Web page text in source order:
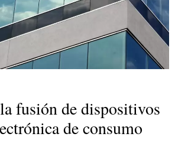
fusión de dispositivos
de consumo